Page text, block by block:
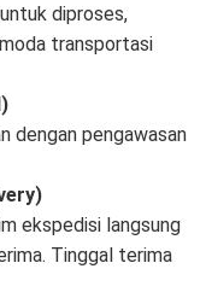
diproses,
transportasi
dengan pengawasan
ekspedisi langsung
Tinggal terima